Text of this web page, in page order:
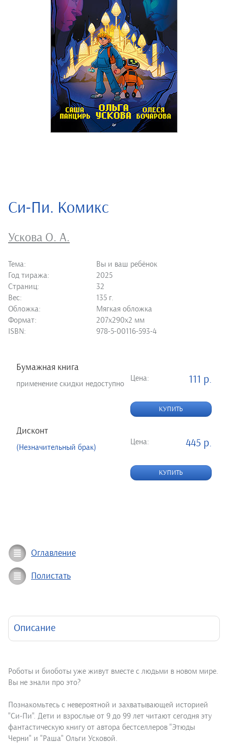
Си-Пи. Комикс
Ускова О. А.
Тема:
Вы и ваш ребёнок
Год тиража:
2025
Страниц:
32
Вес:
135 г.
Обложка:
Мягкая обложка
Формат:
207х290х2 мм
ISBN:
978-5-00116-593-4
Бумажная книга
применение скидки недоступно
Цена: 111 р.
КУПИТЬ
Дисконт
(Незначительный брак)
Цена: 445 р.
КУПИТЬ
Оглавление
Полистать
Описание
Роботы и биоботы уже живут вместе с людьми в новом мире.
Вы не знали про это?
Познакомьтесь с невероятной и захватывающей историей
"Си-Пи". Дети и взрослые от 9 до 99 лет читают сегодня эту
фантастическую книгу от автора бестселлеров "Этюды
Черни" и "Раша" Ольги Усковой.